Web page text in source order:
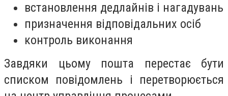
встановлення дедлайнів і нагадувань
призначення відповідальних осіб
контроль виконання
Завдяки цьому пошта перестає бути
списком повідомлень і перетворюється